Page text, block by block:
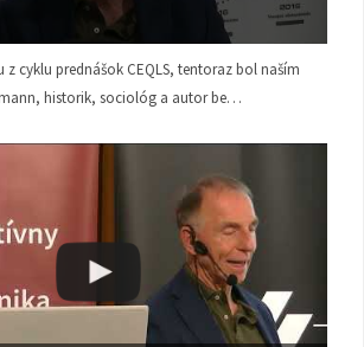
cyklu prednášok CEQLS, tentoraz bol naším
historik, sociológ a autor be…